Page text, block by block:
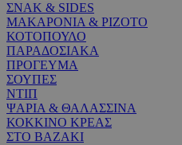
ΣΝΑΚ & SIDES
ΜΑΚΑΡΟΝΙΑ & ΡΙΖΟΤΟ
ΚΟΤΟΠΟΥΛΟ
ΠΑΡΑΔΟΣΙΑΚΑ
ΠΡΟΓΕΥΜΑ
ΣΟΥΠΕΣ
ΝΤΙΠ
ΨΑΡΙΑ & ΘΑΛΑΣΣΙΝΑ
ΚΟΚΚΙΝΟ ΚΡΕΑΣ
ΣΤΟ ΒΑΖΑΚΙ